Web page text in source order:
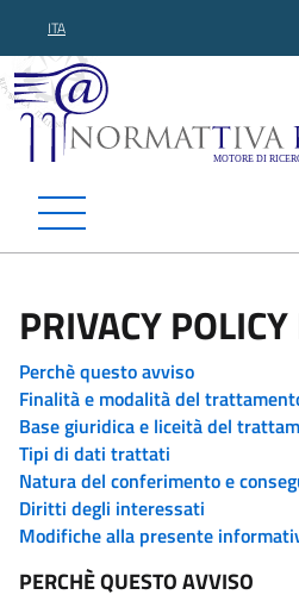
ITA
Normattiva
PRIVACY
Perchè questo avviso
Finalità e modalità del
Base giuridica e liceità del
Tipi di dati trattati
Natura del conferimento e
Diritti degli interessati
Modifiche alla presente
PERCHÈ QUESTO AVVISO